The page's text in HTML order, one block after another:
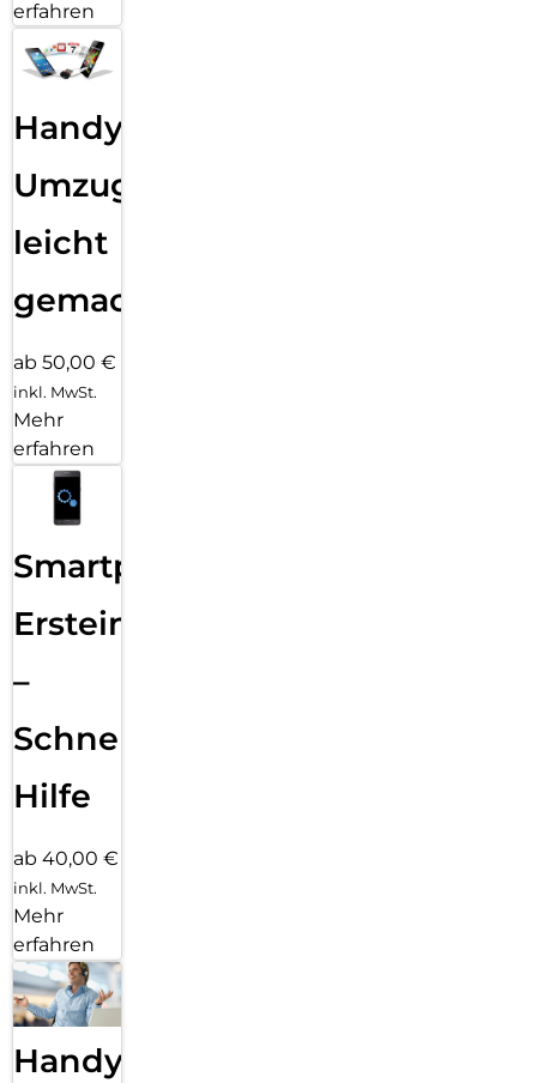
erfahren
Handy
Umzug
leicht
gemacht!
ab 50,00 €
inkl. MwSt.
Mehr
erfahren
Smartphone
Ersteinrichtung
–
Schnelle
Hilfe
ab 40,00 €
inkl. MwSt.
Mehr
erfahren
Handy